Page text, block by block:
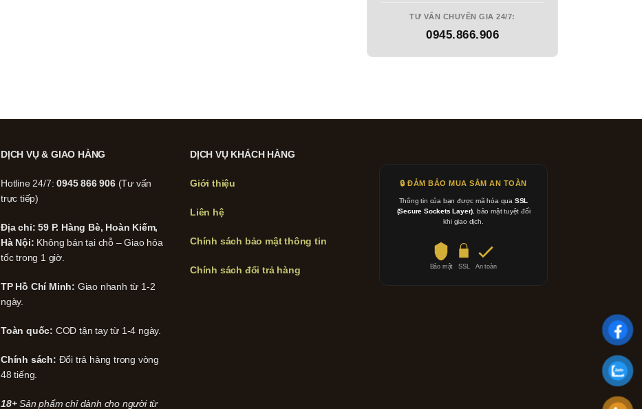
TƯ VẤN CHUYÊN GIA 24/7:
0945.866.906
DỊCH VỤ & GIAO HÀNG
Hotline 24/7:0945 866 906(Tư vấn
trực tiếp)
Địa chỉ: 59 P. Hàng Bè, Hoàn Kiếm,
Hà Nội: Không bán tại chỗ – Giao hỏa
tốc trong 1 giờ.
TP Hồ Chí Minh: Giao nhanh từ 1-2
ngày.
Toàn quốc: COD tận tay từ 1-4 ngày.
Chính sách: Đổi trả hàng trong vòng
48 tiếng.
18+Sản phẩm chỉ dành cho người từ
DỊCH VỤ KHÁCH HÀNG
Giới thiệu
Liên hệ
Chính sách bảo mật thông tin
Chính sách đổi trả hàng
🔒 ĐẢM BẢO MUA SẮM AN TOÀN
Thông tin của bạn được mã hóa qua SSL
(Secure Sockets Layer) , bảo mật tuyệt đối
khi giao dịch.
Bảo mật SSL An toàn